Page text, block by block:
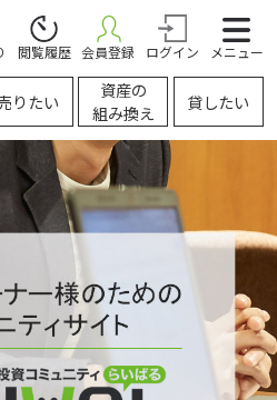
閲覧履歴 会員登録 ログイン メニュー
りたい
資産の
組み換え
貸したい